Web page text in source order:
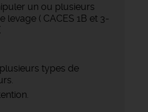
un ou plusieurs
levage ( CACES 1B et 3-
types de